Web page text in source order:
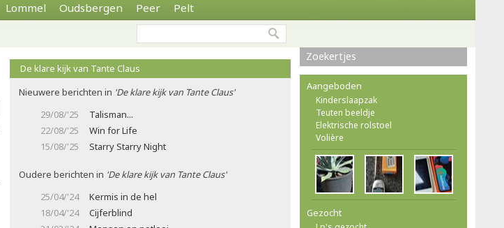
Lommel Oudsbergen Peer Pelt
De klare kijk van Tante Claus
Nieuwere berichten in 'De klare kijk van Tante Claus'
29/08/'25
Talisman...
22/08/'25
Win for Life
15/08/'25
Starry Starry Night
Oudere berichten in 'De klare kijk van Tante Claus'
25/04/'24
Kermis in de hel
18/04/'24
Cijferblind
Zoekertjes
Aangeboden
Kinderslaapzak
Teuten beeldje
Elektrische rolstoel
Volière
Gezocht